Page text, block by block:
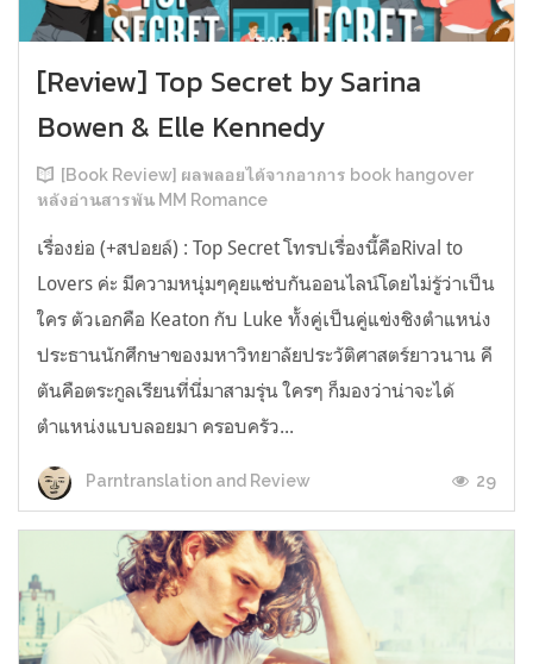
[Review] Top Secret by Sarina
Bowen & Elle Kennedy
[Book Review] ผลพลอยได้จากอาการ book hangover
หลังอ่านสารพัน MM Romance
เรื่องย่อ (+สปอยล์) : Top Secret โทรปเรื่องนี้คือRival to
Lovers ค่ะ มีความหนุ่มๆคุยแซ่บกันออนไลน์โดยไม่รู้ว่าเป็น
ใคร ตัวเอกคือ Keaton กับ Luke ทั้งคู่เป็นคู่แข่งชิงตำแหน่ง
ประธานนักศึกษาของมหาวิทยาลัยประวัติศาสตร์ยาวนาน คี
ตันคือตระกูลเรียนที่นี่มาสามรุ่น ใครๆ ก็มองว่าน่าจะได้
ตำแหน่งแบบลอยมา ครอบครัว...
Parntranslation and Review 29